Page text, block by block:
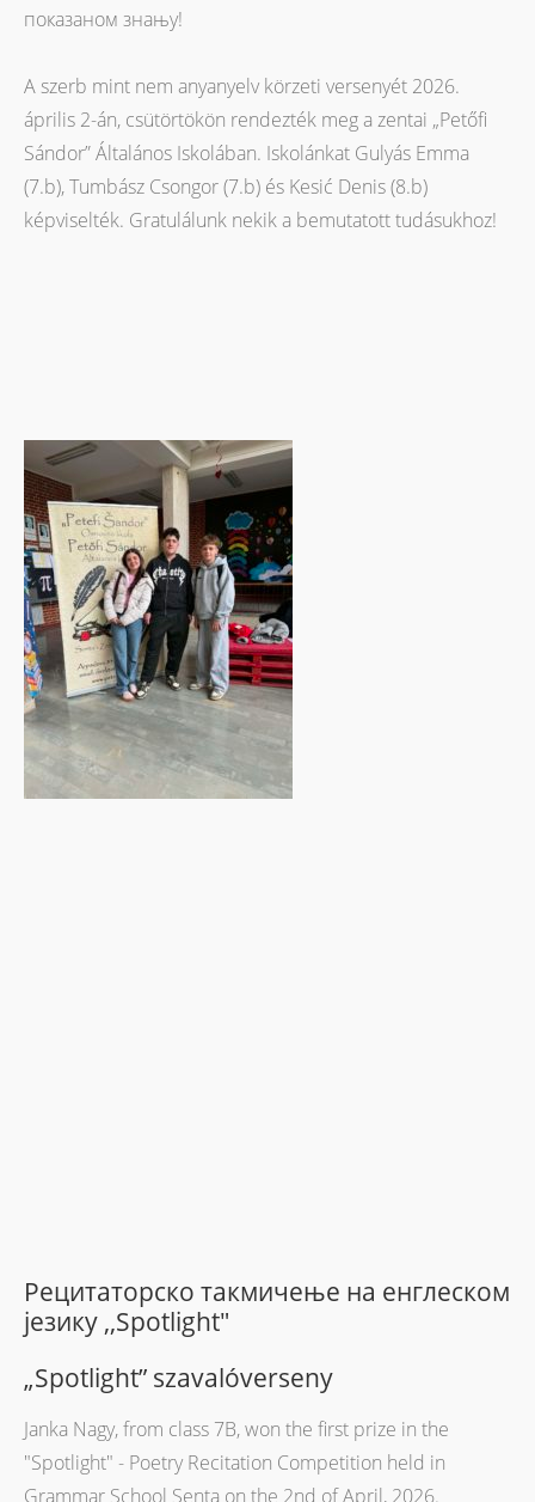
показаном знању!
A szerb mint nem anyanyelv körzeti versenyét 2026.
április 2-án, csütörtökön rendezték meg a zentai „Petőfi
Sándor” Általános Iskolában. Iskolánkat Gulyás Emma
(7.b), Tumbász Csongor (7.b) és Kesić Denis (8.b)
képviselték. Gratulálunk nekik a bemutatott tudásukhoz!
Рецитаторско такмичење на енглеском
језику ,,Spotlight"
„Spotlight” szavalóverseny
Janka Nagy, from class 7B, won the first prize in the
"Spotlight" - Poetry Recitation Competition held in
Grammar School Senta on the 2nd of April, 2026.